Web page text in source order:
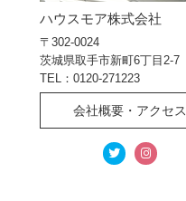
ハウスモア株式会社
〒302-0024
茨城県取手市新町6丁目2-7
TEL：0120-271223
会社概要・アクセス